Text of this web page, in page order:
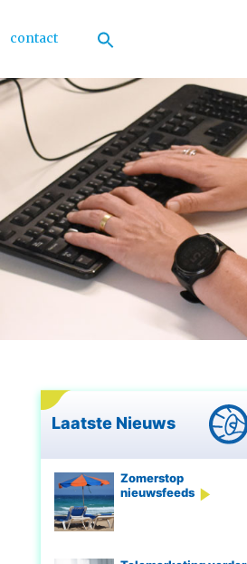
contact
Laatste Nieuws
Zomerstop
nieuwsfeeds